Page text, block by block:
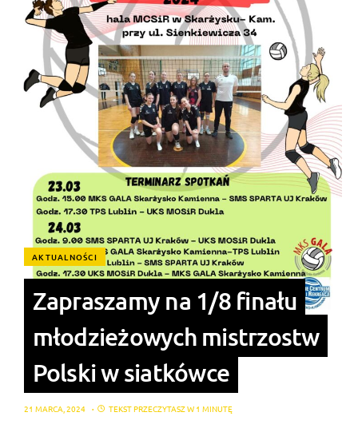
AKTUALNOŚCI
Zapraszamy na 1/8 finału
młodzieżowych mistrzostw
Polski w siatkówce
21 MARCA, 2024 TEKST PRZECZYTASZ W 1 MINUTĘ